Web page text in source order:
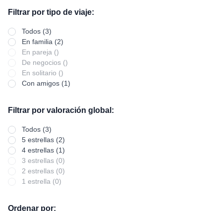
Filtrar por tipo de viaje:
Todos (3)
En familia (2)
En pareja ()
De negocios ()
En solitario ()
Con amigos (1)
Filtrar por valoración global:
Todos (3)
5 estrellas (2)
4 estrellas (1)
3 estrellas (0)
2 estrellas (0)
1 estrella (0)
Ordenar por: